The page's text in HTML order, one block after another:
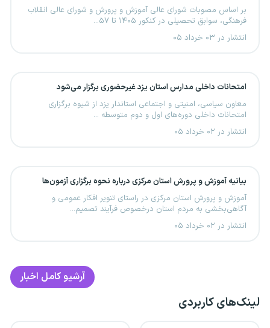
بر اساس مصوبات شورای عالی آموزش و پرورش و شورای عالی انقلاب
فرهنگی، سوابق تحصیلی در کنکور ۱۴۰۵ تا ۵۷...
انتشار در ۰۳ خرداد ۰۵
امتحانات داخلی مدارس استان یزد غیرحضوری برگزار می‌شود
معاون سیاسی، امنیتی و اجتماعی استاندار یزد از شیوه برگزاری
امتحانات داخلی دوره‌های اول و دوم متوسطه ...
انتشار در ۰۲ خرداد ۰۵
بیانیه آموزش و پرورش استان مرکزی درباره نحوه برگزاری آزمون‌ها
آموزش و پرورش استان مرکزی در راستای تنویر افکار عمومی و
آگاهی‌بخشی به مردم استان درخصوص فرآیند تصمیم...
انتشار در ۰۲ خرداد ۰۵
آرشیو کامل اخبار
لینک‌های کاربردی